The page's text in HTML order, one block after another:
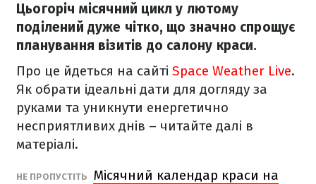
Цьогоріч місячний цикл у лютому
поділений дуже чітко, що значно спрощує
планування візитів до салону краси.
Про це йдеться на сайті Space Weather Live.
Як обрати ідеальні дати для догляду за
руками та уникнути енергетично
несприятливих днів – читайте далі в
матеріалі.
НЕ ПРОПУСТІТЬ
Місячний календар краси на